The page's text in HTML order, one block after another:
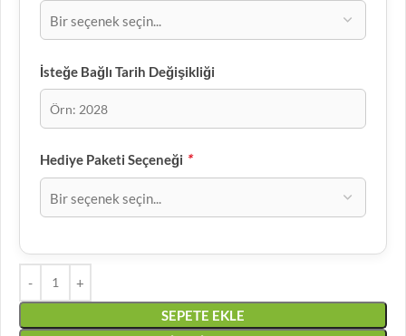
İsteğe Bağlı Tarih Değişikliği
Hediye Paketi Seçeneği *
SEPETE EKLE